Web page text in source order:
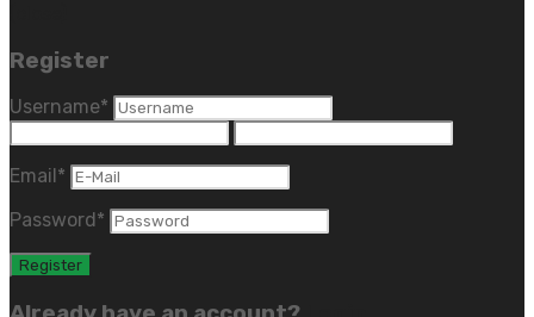
Register
Username*
Email *
Password *